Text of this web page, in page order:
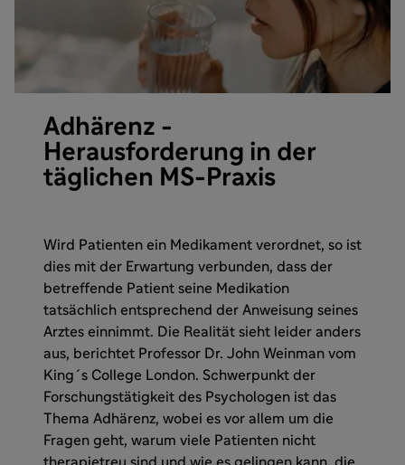
Adhärenz -
Herausforderung in der
täglichen MS-Praxis
Wird Patienten ein Medikament verordnet, so ist
dies mit der Erwartung verbunden, dass der
betreffende Patient seine Medikation
tatsächlich entsprechend der Anweisung seines
Arztes einnimmt. Die Realität sieht leider anders
aus, berichtet Professor Dr. John Weinman vom
King´s College London. Schwerpunkt der
Forschungstätigkeit des Psychologen ist das
Thema Adhärenz, wobei es vor allem um die
Fragen geht, warum viele Patienten nicht